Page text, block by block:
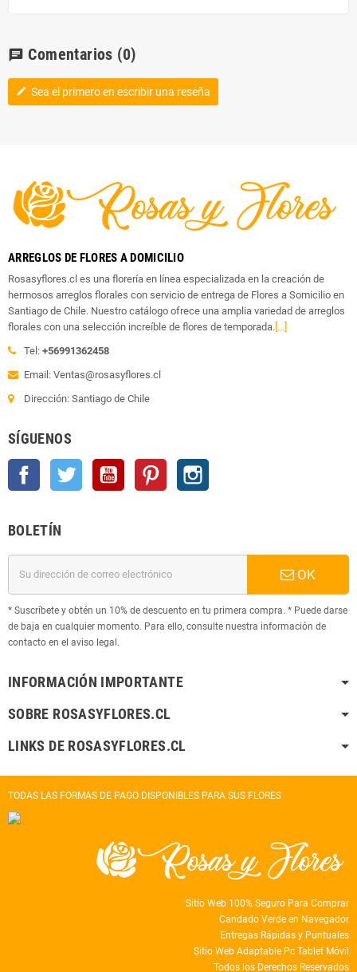
chat Comentarios (0)
edit Sea el primero en escribir una reseña
ARREGLOS DE FLORES A DOMICILIO
Rosasyflores.cl es una florería en línea especializada en la creación de
hermosos arreglos florales con servicio de entrega de Flores a Somicilio en
Santiago de Chile. Nuestro catálogo ofrece una amplia variedad de arreglos
florales con una selección increíble de flores de temporada. [...]
Tel: +56991362458
Email: Ventas@rosasyflores.cl
Dirección: Santiago de Chile
SÍGUENOS
Facebook Twitter YouTube Pinterest
BOLETÍN
OK
* Suscríbete y obtén un 10% de descuento en tu primera compra. * Puede darse
de baja en cualquier momento. Para ello, consulte nuestra información de
contacto en el aviso legal.
INFORMACIÓN IMPORTANTE
SOBRE ROSASYFLORES.CL
LINKS DE ROSASYFLORES.CL
TODAS LAS FORMAS DE PAGO DISPONIBLES PARA SUS FLORES
Sitio Web 100% Seguro Para Comprar
Candado Verde en Navegador
Entregas Rápidas y Puntuales
Sitio Web Adaptable Pc Tablet Móvil
Todos los Derechos Reservados